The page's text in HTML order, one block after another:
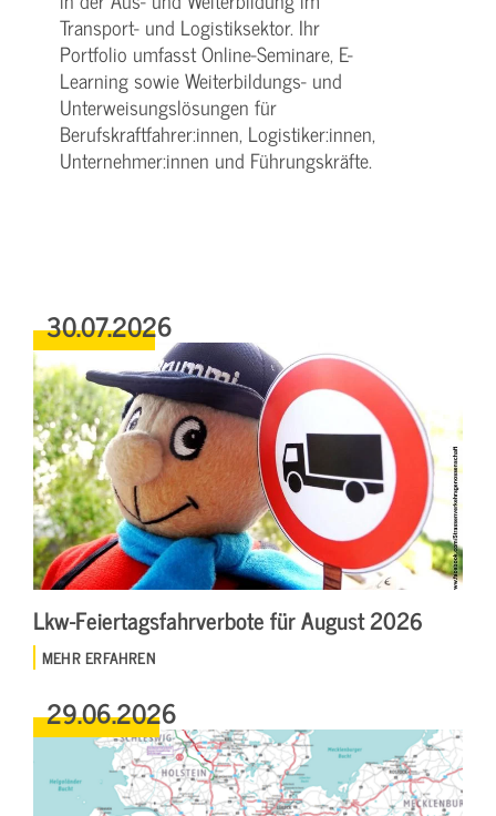
Transport- und Logistiksektor. Ihr
Portfolio umfasst Online-Seminare, E-
Learning sowie Weiterbildungs- und
Unterweisungslösungen für
Berufskraftfahrer:innen, Logistiker:innen,
Unternehmer:innen und Führungskräfte.
30.07.2026
Lkw-Feiertagsfahrverbote für August 2026
MEHR ERFAHREN
29.06.2026